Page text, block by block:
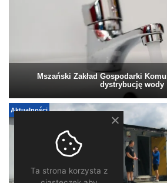
Mszański Zakład Gospodarki
dystrybucję wody
Aktualności
Ta strona korzysta z